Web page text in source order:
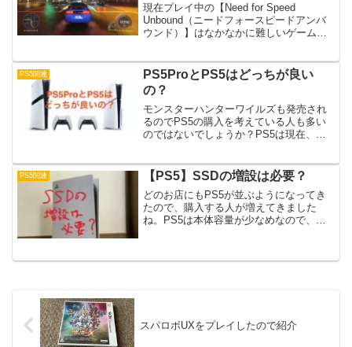
現在プレイ中の【Need for Speed
Unbound（ニードフォースピードアンバ
ウンド）】はなかなかに難しいゲームで
書いてみました。最初はグリップ重視が
おすすめ...
PS5関連
PS5ProとPS5はどっちが良い
の？
モンスターハンターワイルズも発売され
るのでPS5の購入を考えている人も多い
のではないでしょうか？PS5は現在、通
れば良いか迷う人もいるはず。そこで、
初めて購入する人...
PS5関連 【PS5】SSDの増設は必要？
どのお店にもPS5が並ぶようになってき
たので、購入する人が増えてきました
ね。PS5は本体容量が少なめなので、増
ムの容量からSSDの増設が必要になるの
スパロボUXをプレイしたので紹介